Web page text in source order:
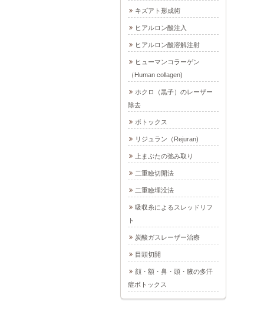
キズアト形成術
ヒアルロン酸注入
ヒアルロン酸溶解注射
ヒューマンコラーゲン
（Human collagen)
ホクロ（黒子）のレーザー
除去
ボトックス
リジュラン（Rejuran)
上まぶたの弛み取り
二重瞼切開法
二重瞼埋没法
吸収糸によるスレッドリフ
ト
炭酸ガスレーザー治療
目頭切開
顔・額・鼻・頭・腋の多汗
症ボトックス